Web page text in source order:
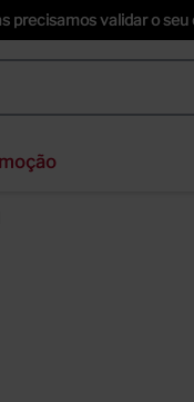
precisamos validar o